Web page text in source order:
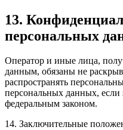
13.
персональных
Оператор и иные лица,
данным, обязаны не
распространять
персональных данных, если
федеральным законом.
14. Заключительные